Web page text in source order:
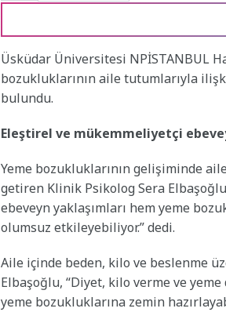
Üsküdar Üniversitesi NPİSTANBUL
bozukluklarının aile tutumlarıyla
bulundu.
Eleştirel ve mükemmeliyetçi
Yeme bozukluklarının gelişiminde
getiren Klinik Psikolog Sera
ebeveyn yaklaşımları hem yeme
olumsuz etkileyebiliyor.” dedi.
Aile içinde beden, kilo ve beslenme
Elbaşoğlu, “Diyet, kilo verme ve
yeme bozukluklarına zemin